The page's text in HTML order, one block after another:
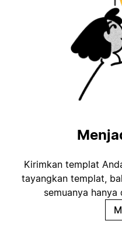
Kirimkan templat
tayangkan templat,
semuanya